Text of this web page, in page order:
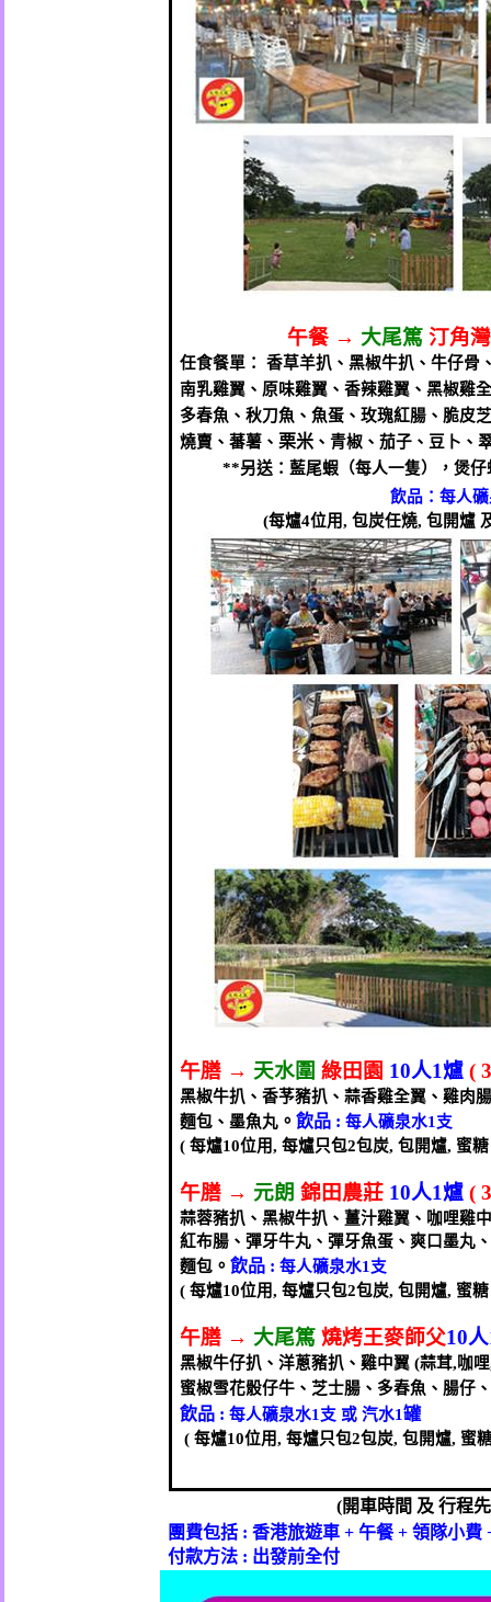
午餐 → 大尾篤 汀角
任食餐單： 香草羊扒 、 黑椒牛扒 、 牛仔骨
南乳雞翼、 原味雞翼、香辣雞翼、黑椒雞
多春魚、秋刀魚 、 魚蛋、 玫瑰紅腸、脆皮
燒賣、蕃薯、 栗米、 青椒、 茄子、豆卜、
**另送：藍尾蝦（每人一隻），煲
飲品：每人
(每爐4位用, 包炭任燒, 包開爐
午膳→ 天水圍 綠田園 10人1爐 ( 3
黑椒牛扒、香芧豬扒、蒜香雞全翼、雞肉
麵包、墨魚丸。 飲品: 每人礦泉水1 支
( 每爐10位用, 每爐只包2包炭, 包開爐, 蜜
午膳→ 元朗 錦田農莊 10人1爐 ( 3
蒜蓉豬扒、黑椒牛扒、薑汁雞翼、咖哩雞
紅布腸、彈牙牛丸、彈牙魚蛋、爽口墨丸
麵包。 飲品: 每人礦泉水1 支
( 每爐10位用, 每爐只包2包炭, 包開爐, 蜜
午膳→ 大尾篤 燒烤王麥師父10人
黑椒牛仔扒、洋蔥豬扒、雞中翼(蒜茸,咖哩
蜜椒雪花骰仔牛、芝士腸、多春魚、腸仔
飲品: 每人礦泉水1 支 或 汽水1罐
( 每爐10位用, 每爐只包2包炭, 包開爐, 蜜
(開車時間 及 行程
團費包括 :香港旅遊車 +午餐+領隊小費
付款方法 : 出發前全付